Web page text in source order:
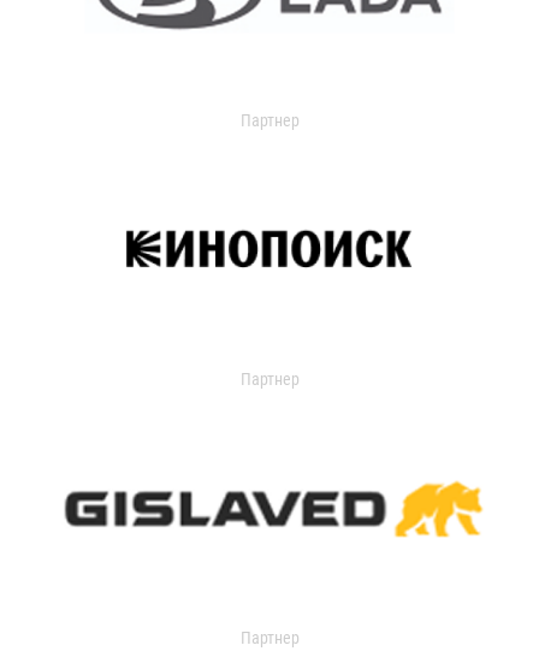
Партнер
Партнер
Партнер